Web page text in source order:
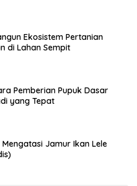
Ekosistem Pertanian
di Lahan Sempit
Pemberian Pupuk Dasar
yang Tepat
Jamur Ikan Lele